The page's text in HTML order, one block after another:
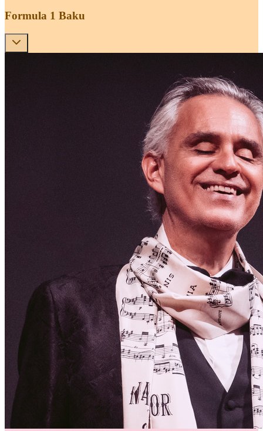
Formula 1 Baku